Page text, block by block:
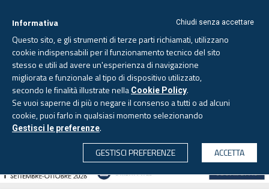
CERCA
Venerdì, 7 agosto 2026 - Aggiornato alle 6.00
Chiudi senza accettare
Informativa
Questo sito, e gli strumenti di terze parti richiamati, utilizzano
cookie indispensabili per il funzionamento tecnico del sito
stesso e utili ad avere un'esperienza di navigazione
migliorata e funzionale al tipo di dispositivo utilizzato,
secondo le finalità illustrate nella Cookie Policy.
Se vuoi saperne di più o negare il consenso a tutti o ad alcuni
cookie, puoi farlo in qualsiasi momento selezionando
Gestisci le preferenze.
GESTISCI PREFERENZE
ACCETTA